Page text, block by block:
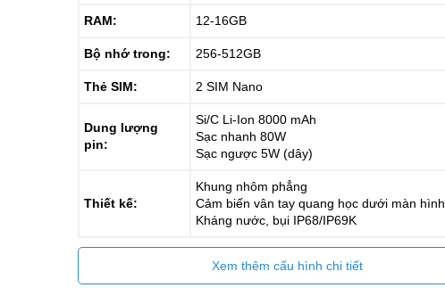
RAM: 12-16GB
Bộ nhớ trong: 256-512GB
Thẻ SIM: 2 SIM Nano
Dung lượng
pin:
Si/C Li-Ion 8000 mAh
Sạc nhanh 80W
Sạc ngược 5W (dây)
Thiết kế:
Khung nhôm phẳng
Cảm biến vân tay quang học dưới màn hình
Kháng nước, bụi IP68/IP69K
Xem thêm cấu hình chi tiết